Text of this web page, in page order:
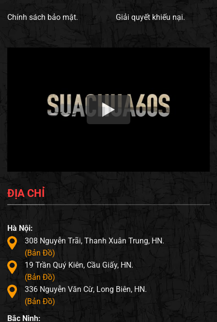
Chính sách bảo mật. Giải quyết khiếu nại.
ĐỊA CHỈ
Hà Nội:
308 Nguyễn Trãi, Thanh Xuân Trung, HN.
(Bản Đồ)
19 Trần Quý Kiên, Cầu Giấy, HN.
(Bản Đồ)
336 Nguyễn Văn Cừ, Long Biên, HN.
(Bản Đồ)
Bắc Ninh: